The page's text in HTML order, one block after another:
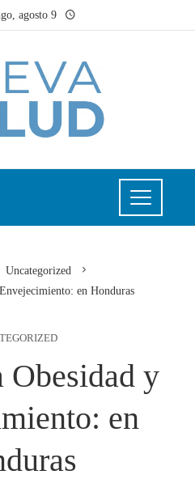
agosto 9
Uncategorized
en Honduras
y
en